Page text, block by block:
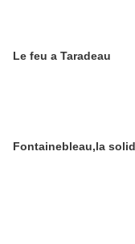
Le feu a Taradeau
Fontainebleau,la